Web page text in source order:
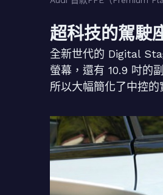
超科技的駕駛
全新世代的 Digital
螢幕，還有 10.9 吋的
所以大幅簡化了中控的